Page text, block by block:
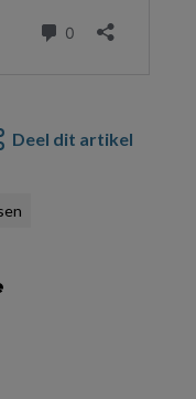
Deel dit artikel